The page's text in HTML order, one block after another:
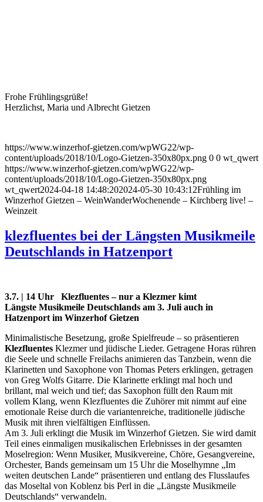
Frohe Frühlingsgrüße!
Herzlichst, Maria und Albrecht Gietzen
https://www.winzerhof-gietzen.com/wpWG22/wp-
content/uploads/2018/10/Logo-Gietzen-350x80px.png 0 0 wt_qwert
https://www.winzerhof-gietzen.com/wpWG22/wp-
content/uploads/2018/10/Logo-Gietzen-350x80px.png
wt_qwert2024-04-18 14:48:202024-05-30 10:43:12Frühling im
Winzerhof Gietzen – WeinWanderWochenende – Kirchberg live! –
Weinzeit
klezfluentes bei der Längsten Musikmeile
Deutschlands in Hatzenport
3.7. | 14 Uhr Klezfluentes – nur a Klezmer kimt
Längste Musikmeile Deutschlands am 3. Juli auch in
Hatzenport im Winzerhof Gietzen
Minimalistische Besetzung, große Spielfreude – so präsentieren
Klezfluentes Klezmer und jüdische Lieder. Getragene Horas rühren
die Seele und schnelle Freilachs animieren das Tanzbein, wenn die
Klarinetten und Saxophone von Thomas Peters erklingen, getragen
von Greg Wolfs Gitarre. Die Klarinette erklingt mal hoch und
brillant, mal weich und tief; das Saxophon füllt den Raum mit
vollem Klang, wenn Klezfluentes die Zuhörer mit nimmt auf eine
emotionale Reise durch die variantenreiche, traditionelle jüdische
Musik mit ihren vielfältigen Einflüssen.
Am 3. Juli erklingt die Musik im Winzerhof Gietzen. Sie wird damit
Teil eines einmaligen musikalischen Erlebnisses in der gesamten
Moselregion: Wenn Musiker, Musikvereine, Chöre, Gesangvereine,
Orchester, Bands gemeinsam um 15 Uhr die Moselhymne „Im
weiten deutschen Lande“ präsentieren und entlang des Flusslaufes
das Moseltal von Koblenz bis Perl in die „Längste Musikmeile
Deutschlands“ verwandeln.